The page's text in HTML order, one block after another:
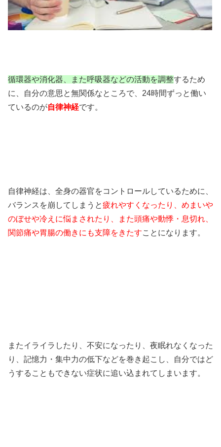
循環器や消化器、また呼吸器などの活動を調整するため
に、自分の意思と無関係なところで、24時間ずっと働い
ているのが自律神経です。
自律神経は、全身の器官をコントロールしているために、
バランスを崩してしまうと疲れやすくなったり、めまいや
のぼせや冷えに悩まされたり、また頭痛や動悸・息切れ、
関節痛や胃腸の働きにも支障をきたすことになります。
またイライラしたり、不安になったり、夜眠れなくなった
り、記憶力・集中力の低下などを巻き起こし、自分ではど
うすることもできない症状に追い込まれてしまいます。